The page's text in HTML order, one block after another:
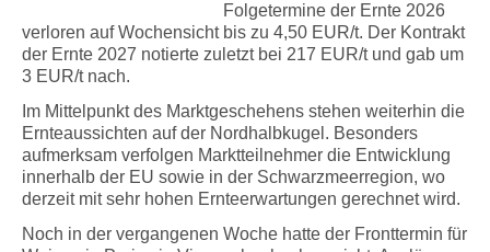
Folgetermine der Ernte 2026
verloren auf Wochensicht bis zu 4,50 EUR/t. Der Kontrakt
der Ernte 2027 notierte zuletzt bei 217 EUR/t und gab um
3 EUR/t nach.
Im Mittelpunkt des Marktgeschehens stehen weiterhin die
Ernteaussichten auf der Nordhalbkugel. Besonders
aufmerksam verfolgen Marktteilnehmer die Entwicklung
innerhalb der EU sowie in der Schwarzmeerregion, wo
derzeit mit sehr hohen Ernteerwartungen gerechnet wird.
Noch in der vergangenen Woche hatte der Fronttermin für